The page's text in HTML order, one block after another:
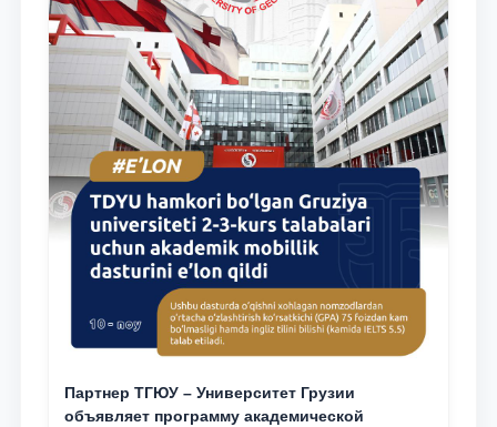
Партнер ТГЮУ – Университет Грузии
объявляет программу академической